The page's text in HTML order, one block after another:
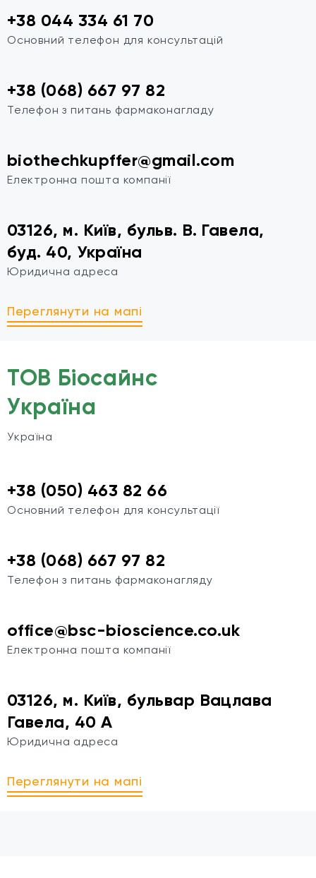
+38 044 334 61 70
Основний телефон для консультацій
+38 (068) 667 97 82
Телефон з питань фармаконагладу
biothechkupffer@gmail.com
Електронна пошта компанії
03126, м. Київ, бульв. В. Гавела,
буд. 40, Україна
Юридична адреса
Переглянути на мапі
ТОВ Біосайнс
Україна
Україна
+38 (050) 463 82 66
Основний телефон для консультації
+38 (068) 667 97 82
Телефон з питань фармаконагляду
office@bsc-bioscience.co.uk
Електронна пошта компанії
03126, м. Київ, бульвар Вацлава
Гавела, 40 А
Юридична адреса
Переглянути на мапі